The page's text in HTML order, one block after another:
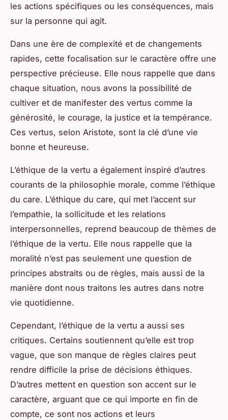
les actions spécifiques ou les conséquences, mais
sur la personne qui agit.
Dans une ère de complexité et de changements
rapides, cette focalisation sur le caractère offre une
perspective précieuse. Elle nous rappelle que dans
chaque situation, nous avons la possibilité de
cultiver et de manifester des vertus comme la
générosité, le courage, la justice et la tempérance.
Ces vertus, selon Aristote, sont la clé d’une vie
bonne et heureuse.
L’éthique de la vertu a également inspiré d’autres
courants de la philosophie morale, comme l’éthique
du care. L’éthique du care, qui met l’accent sur
l’empathie, la sollicitude et les relations
interpersonnelles, reprend beaucoup de thèmes de
l’éthique de la vertu. Elle nous rappelle que la
moralité n’est pas seulement une question de
principes abstraits ou de règles, mais aussi de la
manière dont nous traitons les autres dans notre
vie quotidienne.
Cependant, l’éthique de la vertu a aussi ses
critiques. Certains soutiennent qu’elle est trop
vague, que son manque de règles claires peut
rendre difficile la prise de décisions éthiques.
D’autres mettent en question son accent sur le
caractère, arguant que ce qui importe en fin de
compte, ce sont nos actions et leurs